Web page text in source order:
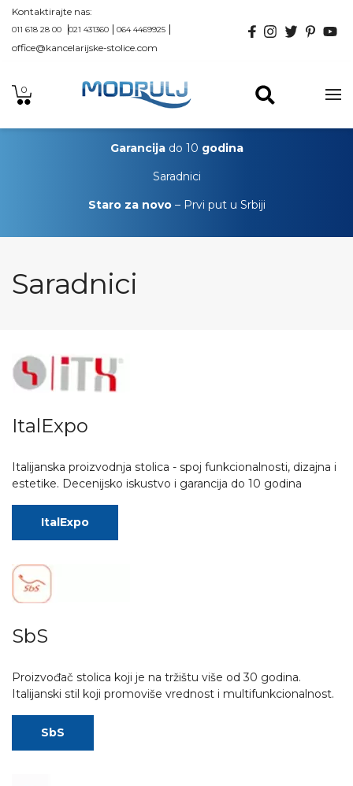
Kontaktirajte nas:
011 618 28 00 021 431360 064 4469925
office@kancelarijske-stolice.com
0
Garancijado 10 godina
Saradnici
Staro za novo– Prvi put u Srbiji
Saradnici
ItalExpo
Italijanska proizvodnja stolica - spoj funkcionalnosti, dizajna i
estetike. Decenijsko iskustvo i garancija do 10 godina
ItalExpo
SbS
Proizvođač stolica koji je na tržištu više od 30 godina.
Italijanski stil koji promoviše vrednost i multifunkcionalnost.
SbS